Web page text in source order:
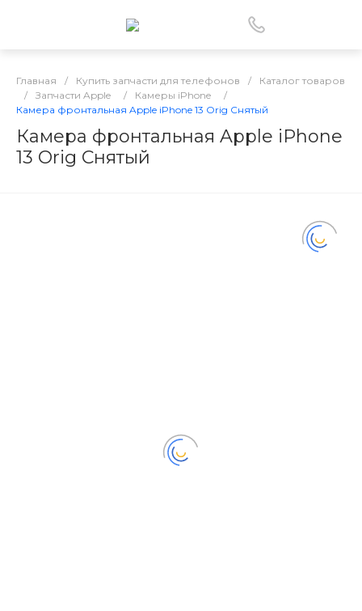
Главная / Купить запчасти для телефонов /
Каталог товаров
/
Запчасти Apple / Камеры iPhone
/
Камера фронтальная Apple iPhone 13 Orig Снятый
Камера фронтальная Apple iPhone
13 Orig Снятый